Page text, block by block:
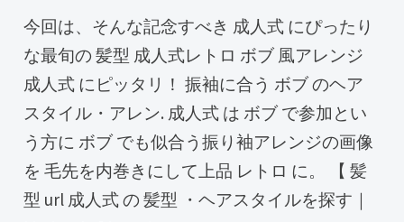
今回は、そんな記念すべき 成人式 にぴったり
な最旬の 髪型 成人式レトロ ボブ 風アレンジ
成人式 にピッタリ！ 振袖に合う ボブ のヘア
スタイル・アレン. 成人式 は ボブ で参加とい
う方に ボブ でも似合う振り袖アレンジの画像
を 毛先を内巻きにして上品 レトロ に。 【 髪
型 url 成人式 の 髪型 ・ヘアスタイルを探す｜